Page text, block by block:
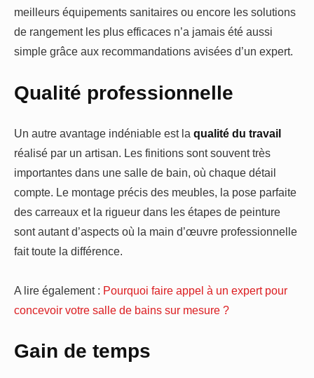
meilleurs équipements sanitaires ou encore les solutions
de rangement les plus efficaces n’a jamais été aussi
simple grâce aux recommandations avisées d’un expert.
Qualité professionnelle
Un autre avantage indéniable est la qualité du travail
réalisé par un artisan. Les finitions sont souvent très
importantes dans une salle de bain, où chaque détail
compte. Le montage précis des meubles, la pose parfaite
des carreaux et la rigueur dans les étapes de peinture
sont autant d’aspects où la main d’œuvre professionnelle
fait toute la différence.
A lire également : Pourquoi faire appel à un expert pour
concevoir votre salle de bains sur mesure ?
Gain de temps